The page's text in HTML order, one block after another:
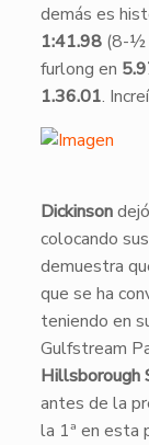
demás es
1:41.98(8-½
furlong en
1.36.01.
​Dickinson
colocando
demuestra
que se ha
teniendo en
Gulfstream
Hillsborough
antes de la
la 1ª en esta